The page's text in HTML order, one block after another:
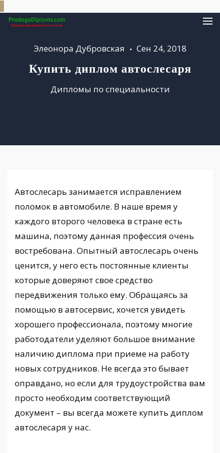
Элеонора Дубровская Сен 24, 2018
Купить диплом автослесаря
Дипломы по специальности
Автослесарь занимается исправлением
поломок в автомобиле. В наше время у
каждого второго человека в стране есть
машина, поэтому данная профессия очень
востребована. Опытный автослесарь очень
ценится, у него есть постоянные клиенты
которые доверяют свое средство
передвижения только ему. Обращаясь за
помощью в автосервис, хочется увидеть
хорошего профессионала, поэтому многие
работодатели уделяют большое внимание
наличию диплома при приеме на работу
новых сотрудников. Не всегда это бывает
оправдано, но если для трудоустройства вам
просто необходим соответствующий
документ – вы всегда можете купить диплом
автослесаря у нас.